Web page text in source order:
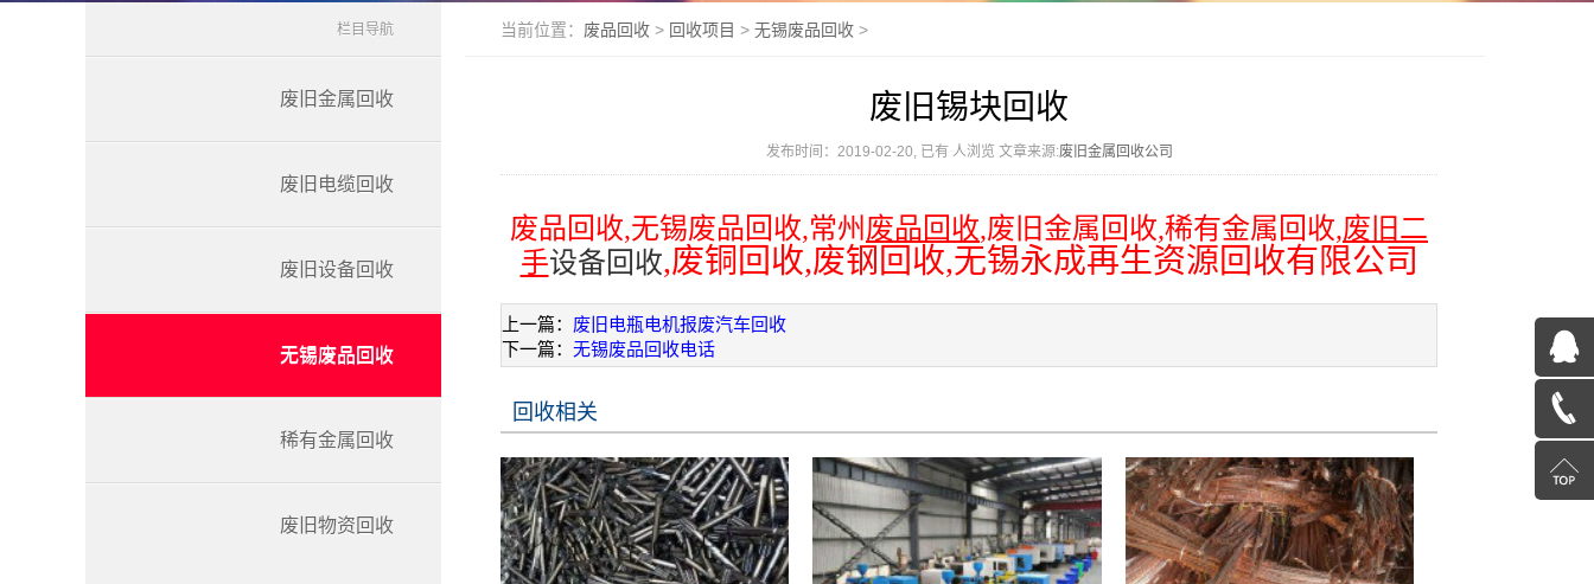
栏目导航
废旧金属回收
废旧电缆回收
废旧设备回收
无锡废品回收
稀有金属回收
废旧物资回收
当前位置： 废品回收 > 回收项目 > 无锡废品回收 >
废旧锡块回收
发布时间：2019-02-20, 已有 人浏览 文章来源:废旧金属回收公司
废品回收,无锡废品回收,常州 废品回收,废旧金属回收,稀有金属回收,废旧二
手设备回收,废铜回收,废钢回收,无锡永成再生资源回收有限公司
上一篇： 废旧电瓶电机报废汽车回收
下一篇： 无锡废品回收电话
回收相关